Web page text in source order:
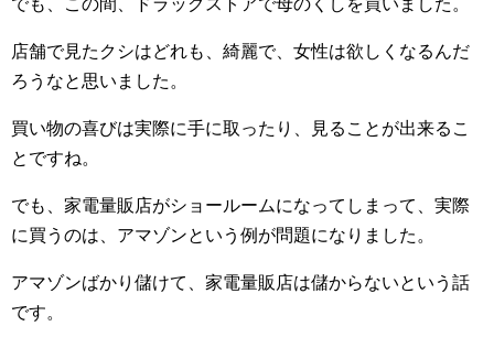
でも、この間、ドラッグストアで母のくしを買いました。
店舗で見たクシはどれも、綺麗で、女性は欲しくなるんだ
ろうなと思いました。
買い物の喜びは実際に手に取ったり、見ることが出来るこ
とですね。
でも、家電量販店がショールームになってしまって、実際
に買うのは、アマゾンという例が問題になりました。
アマゾンばかり儲けて、家電量販店は儲からないという話
です。